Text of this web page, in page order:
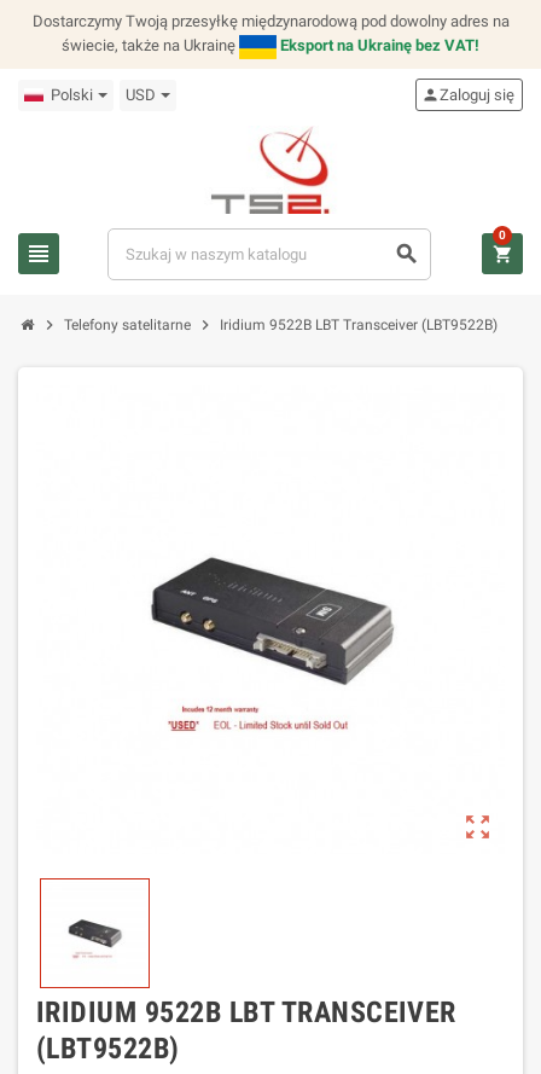
Dostarczymy Twoją przesyłkę międzynarodową pod dowolny adres na
świecie, także na Ukrainę
Eksport na Ukrainę bez VAT!
Polski USD
view_headline search
personZaloguj się
shopping_cart
0
chevron_right Telefony satelitarne chevron_right Iridium 9522B LBT Transceiver (LBT9522B)
zoom_out_map
IRIDIUM 9522B LBT TRANSCEIVER
(LBT9522B)